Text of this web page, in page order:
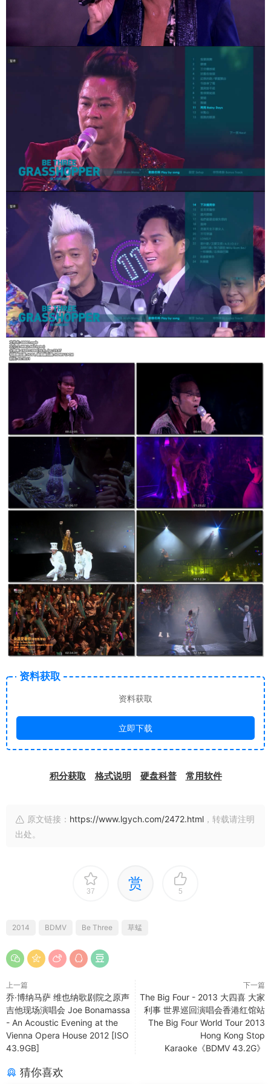
资料获取
资料获取
立即下载
积分获取 格式说明 硬盘科普 常用软件
原文链接： https://www.lgych.com/2472.html ，转载请注明
出处。
37 赏 5
2014 BDMV Be Three 草蜢
上一篇
乔·博纳马萨 维也纳歌剧院之原声
吉他现场演唱会 Joe Bonamassa
- An Acoustic Evening at the
Vienna Opera House 2012 [ISO
43.9GB]
下一篇
The Big Four - 2013 大四喜 大家
利事 世界巡回演唱会香港红馆站
The Big Four World Tour 2013
Hong Kong Stop
Karaoke《BDMV 43.2G》
猜你喜欢